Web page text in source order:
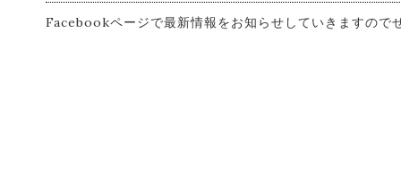
Facebookページで最新情報をお知らせしていきますので